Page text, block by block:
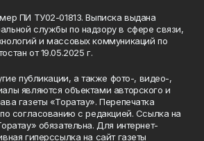
ПИ ТУ02-01813. Выписка выдана
службы по надзору в сфере связи,
и массовых коммуникаций по
от 19.05.2025 г.
публикации, а также фото-, видео-,
являются объектами авторского и
газеты «Торатау». Перепечатка
по согласованию с редакцией. Ссылка на
обязательна. Для интернет-
гиперссылка на сайт газеты